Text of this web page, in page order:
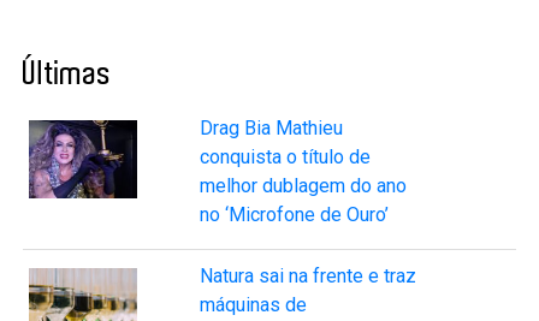
Últimas
Drag Bia Mathieu
conquista o título de
melhor dublagem do ano
no ‘Microfone de Ouro’
Natura sai na frente e traz
máquinas de